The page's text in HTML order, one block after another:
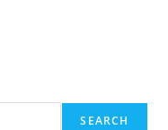
SEARCH